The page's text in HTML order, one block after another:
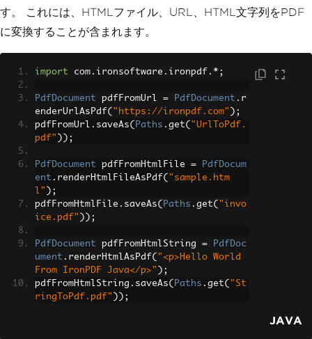
す。 これには、HTMLファイル、URL、HTML文字列をPDF
に変換することが含まれます。
import com . ironsoftware . ironpdf .*;
PdfDocument pdfFromUrl = PdfDocument . r
enderUrlAsPdf( "https://ironpdf.com" );
pdfFromUrl . saveAs( Paths . get( "UrlToPdf.
pdf" ));
PdfDocument pdfFromHtmlFile =
PdfDocum
ent . renderHtmlFileAsPdf( "sample.htm
l" );
pdfFromHtmlFile . saveAs( Paths . get( "invo
ice.pdf" ));
PdfDocument pdfFromHtmlString =
PdfDoc
ument . renderHtmlAsPdf( "<p>Hello World
From IronPDF Java</p>" );
pdfFromHtmlString . saveAs( Paths . get( "St
ringToPdf.pdf" ));
JAVA